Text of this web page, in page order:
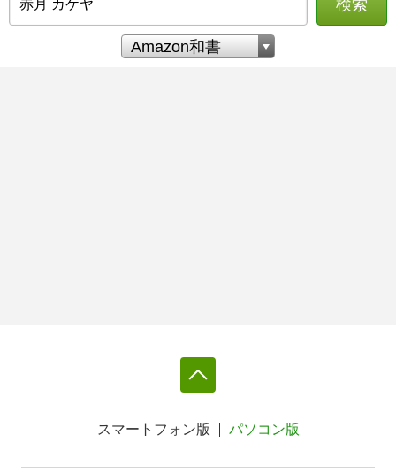
検索
スマートフォン版 パソコン版